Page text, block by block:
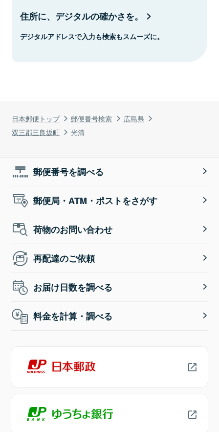
日本郵便トップ 郵便番号検索
広島県
双三郡三良坂町
光清
住所に、デジタルの確かさを。
デジタルアドレスで入力も検索もスムーズに。
郵便番号を調べる
郵便局・ATM・ポストをさがす
荷物のお問い合わせ
再配達のご依頼
お届け日数を調べる
料金を計算・調べる